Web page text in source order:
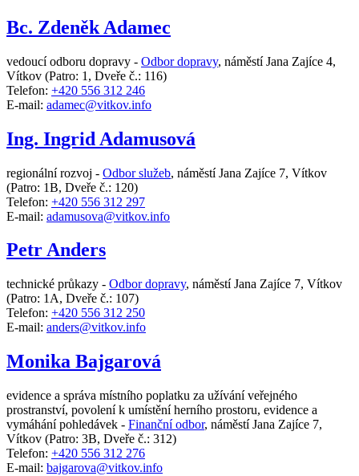
Bc. Zdeněk Adamec
vedoucí odboru dopravy - Odbor dopravy, náměstí Jana Zajíce 4,
Vítkov (Patro: 1, Dveře č.: 116)
Telefon: +420 556 312 246
E-mail: adamec@vitkov.info
Ing. Ingrid Adamusová
regionální rozvoj - Odbor služeb, náměstí Jana Zajíce 7, Vítkov
(Patro: 1B, Dveře č.: 120)
Telefon: +420 556 312 297
E-mail: adamusova@vitkov.info
Petr Anders
technické průkazy - Odbor dopravy, náměstí Jana Zajíce 7, Vítkov
(Patro: 1A, Dveře č.: 107)
Telefon: +420 556 312 250
E-mail: anders@vitkov.info
Monika Bajgarová
evidence a správa místního poplatku za užívání veřejného
prostranství, povolení k umístění herního prostoru, evidence a
vymáhání pohledávek - Finanční odbor, náměstí Jana Zajíce 7,
Vítkov (Patro: 3B, Dveře č.: 312)
Telefon: +420 556 312 276
E-mail: bajgarova@vitkov.info